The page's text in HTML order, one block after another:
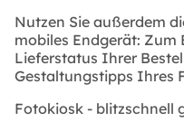
Nutzen Sie außerdem
mobiles Endgerät: Zum
Lieferstatus Ihrer
Gestaltungstipps Ihres
Fotokiosk - blitzschnell